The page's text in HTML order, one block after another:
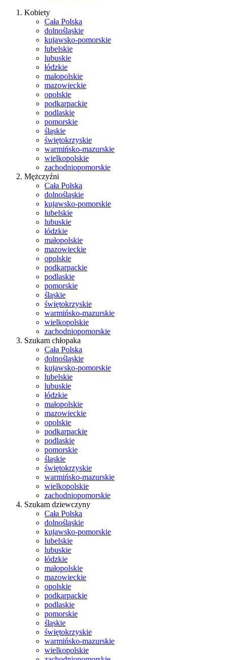
Kobiety
Cała Polska
dolnośląskie
kujawsko-pomorskie
lubelskie
lubuskie
łódzkie
małopolskie
mazowieckie
opolskie
podkarpackie
podlaskie
pomorskie
śląskie
świętokrzyskie
warmińsko-mazurskie
wielkopolskie
zachodniopomorskie
Mężczyźni
Cała Polska
dolnośląskie
kujawsko-pomorskie
lubelskie
lubuskie
łódzkie
małopolskie
mazowieckie
opolskie
podkarpackie
podlaskie
pomorskie
śląskie
świętokrzyskie
warmińsko-mazurskie
wielkopolskie
zachodniopomorskie
Szukam chłopaka
Cała Polska
dolnośląskie
kujawsko-pomorskie
lubelskie
lubuskie
łódzkie
małopolskie
mazowieckie
opolskie
podkarpackie
podlaskie
pomorskie
śląskie
świętokrzyskie
warmińsko-mazurskie
wielkopolskie
zachodniopomorskie
Szukam dziewczyny
Cała Polska
dolnośląskie
kujawsko-pomorskie
lubelskie
lubuskie
łódzkie
małopolskie
mazowieckie
opolskie
podkarpackie
podlaskie
pomorskie
śląskie
świętokrzyskie
warmińsko-mazurskie
wielkopolskie